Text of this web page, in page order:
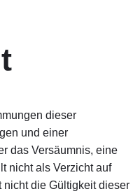
dieser
und einer
das Versäumnis, eine
nicht als Verzicht auf
die Gültigkeit dieser